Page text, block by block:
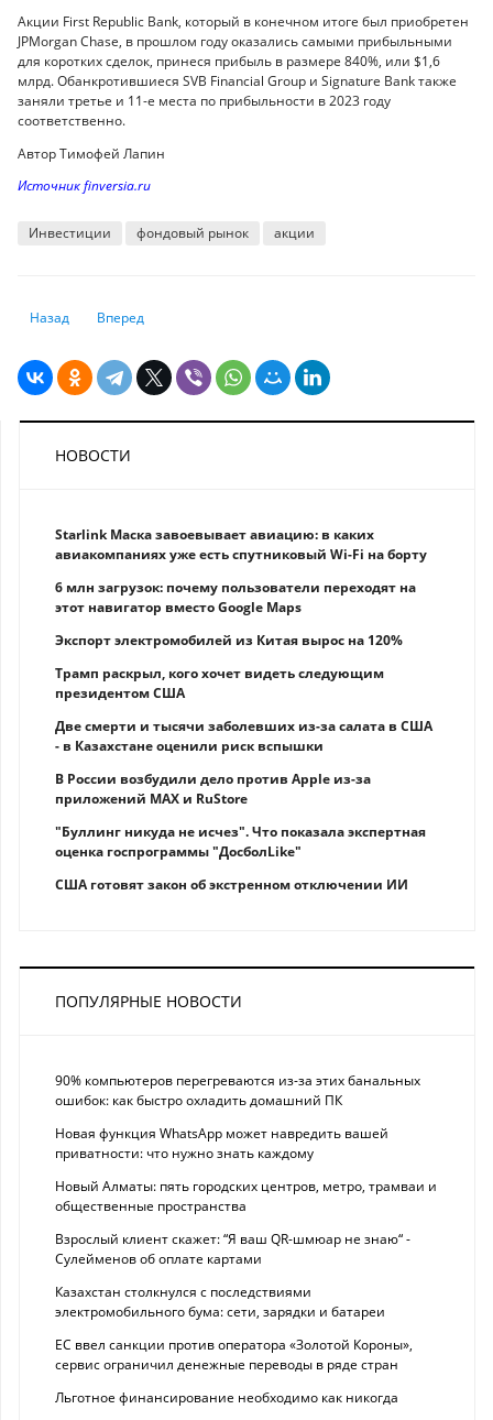
Акции First Republic Bank, который в конечном итоге был приобретен
JPMorgan Chase, в прошлом году оказались самыми прибыльными
для коротких сделок, принеся прибыль в размере 840%, или $1,6
млрд. Обанкротившиеся SVB Financial Group и Signature Bank также
заняли третье и 11-е места по прибыльности в 2023 году
соответственно.
Автор Тимофей Лапин
Источник finversia.ru
Инвестиции фондовый рынок акции
Предыдущий: Мировые рынки начинают неделю разнонаправленно
Назад Следующий: Доля продаж инвалюты из Нацфонда в январе
Вперед
НОВОСТИ
Starlink Маска завоевывает авиацию: в каких
авиакомпаниях уже есть спутниковый Wi-Fi на борту
6 млн загрузок: почему пользователи переходят на
этот навигатор вместо Google Maps
Экспорт электромобилей из Китая вырос на 120%
Трамп раскрыл, кого хочет видеть следующим
президентом США
Две смерти и тысячи заболевших из-за салата в США
- в Казахстане оценили риск вспышки
В России возбудили дело против Apple из-за
приложений MAX и RuStore
"Буллинг никуда не исчез". Что показала экспертная
оценка госпрограммы "ДосболLike"
США готовят закон об экстренном отключении ИИ
ПОПУЛЯРНЫЕ НОВОСТИ
90% компьютеров перегреваются из-за этих банальных
ошибок: как быстро охладить домашний ПК
Новая функция WhatsApp может навредить вашей
приватности: что нужно знать каждому
Новый Алматы: пять городских центров, метро, трамваи и
общественные пространства
Взрослый клиент скажет: “Я ваш QR-шмюар не знаю“ -
Сулейменов об оплате картами
Казахстан столкнулся с последствиями
электромобильного бума: сети, зарядки и батареи
ЕС ввел санкции против оператора «Золотой Короны»,
сервис ограничил денежные переводы в ряде стран
Льготное финансирование необходимо как никогда